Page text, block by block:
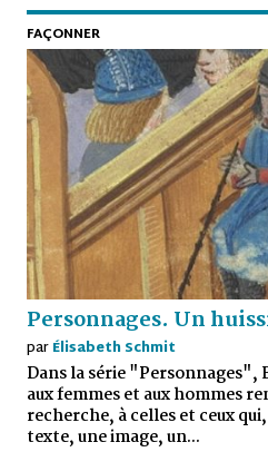
FAÇONNER
Personnages. Un
parÉlisabeth Schmit
Dans la série
aux femmes et aux hommes
recherche, à celles et ceux
texte, une image, un...